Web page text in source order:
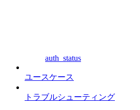
auth_status
ユースケース
トラブルシューティング